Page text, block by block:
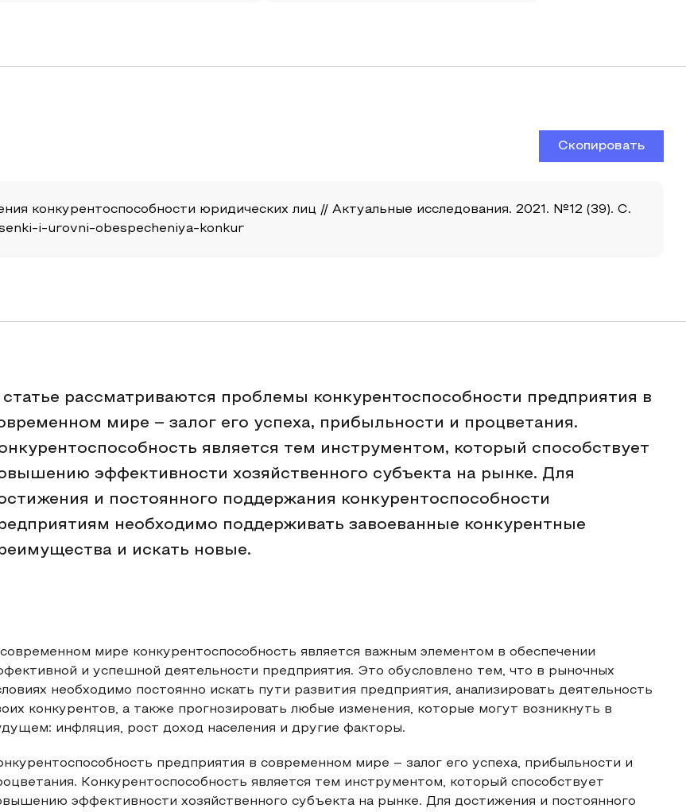
Скопировать
конкурентоспособности юридических лиц // Актуальные исследования. 2021. №12 (39). С.
i-urovni-obespecheniya-konkur
статье рассматриваются проблемы конкурентоспособности предприятия в
мире – залог его успеха, прибыльности и процветания.
является тем инструментом, который способствует
эффективности хозяйственного субъекта на рынке. Для
и постоянного поддержания конкурентоспособности
необходимо поддерживать завоеванные конкурентные
и искать новые.
мире конкурентоспособность является важным элементом в обеспечении
и успешной деятельности предприятия. Это обусловлено тем, что в рыночных
необходимо постоянно искать пути развития предприятия, анализировать деятельность
конкурентов, а также прогнозировать любые изменения, которые могут возникнуть в
инфляция, рост доход населения и другие факторы.
предприятия в современном мире – залог его успеха, прибыльности и
Конкурентоспособность является тем инструментом, который способствует
эффективности хозяйственного субъекта на рынке. Для достижения и постоянного